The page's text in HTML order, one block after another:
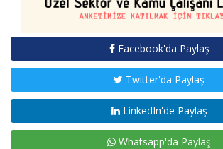
Facebook'da Paylaş
Twitter'da Paylaş
LinkedIn'de Paylaş
Whatsapp'da Paylaş